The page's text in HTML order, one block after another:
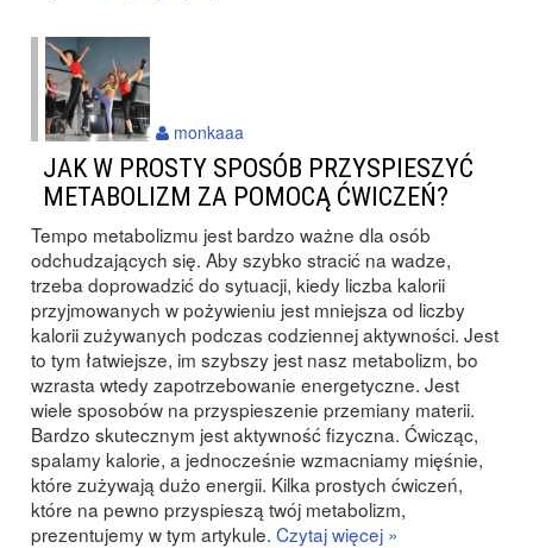
JAK W PROSTY SPOSÓB PRZYSPIESZYĆ
METABOLIZM ZA POMOCĄ ĆWICZEŃ?
Tempo metabolizmu jest bardzo ważne dla osób
odchudzających się. Aby szybko stracić na wadze,
trzeba doprowadzić do sytuacji, kiedy liczba kalorii
przyjmowanych w pożywieniu jest mniejsza od liczby
kalorii zużywanych podczas codziennej aktywności. Jest
to tym łatwiejsze, im szybszy jest nasz metabolizm, bo
wzrasta wtedy zapotrzebowanie energetyczne. Jest
wiele sposobów na przyspieszenie przemiany materii.
Bardzo skutecznym jest aktywność fizyczna. Ćwicząc,
spalamy kalorie, a jednocześnie wzmacniamy mięśnie,
które zużywają dużo energii. Kilka prostych ćwiczeń,
które na pewno przyspieszą twój metabolizm,
prezentujemy w tym artykule. Czytaj więcej »
monkaaa